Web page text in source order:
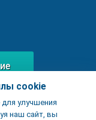
cookie
улучшения
наш сайт, вы